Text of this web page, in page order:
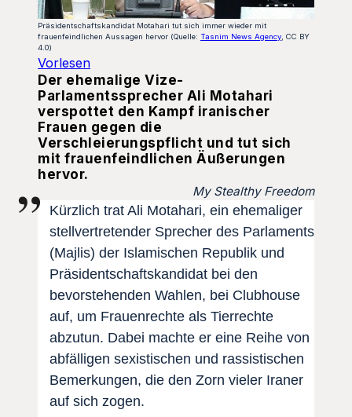
Präsidentschaftskandidat Motahari tut sich immer wieder mit
frauenfeindlichen Aussagen hervor (Quelle: Tasnim News Agency , CC BY
4.0)
Vorlesen
Der ehemalige Vize-
Parlamentssprecher Ali Motahari
verspottet den Kampf iranischer
Frauen gegen die
Verschleierungspflicht und tut sich
mit frauenfeindlichen Äußerungen
hervor.
My Stealthy Freedom
Kürzlich trat Ali Motahari, ein ehemaliger
stellvertretender Sprecher des Parlaments
(Majlis) der Islamischen Republik und
Präsidentschaftskandidat bei den
bevorstehenden Wahlen, bei Clubhouse
auf, um Frauenrechte als Tierrechte
abzutun. Dabei machte er eine Reihe von
abfälligen sexistischen und rassistischen
Bemerkungen, die den Zorn vieler Iraner
auf sich zogen.